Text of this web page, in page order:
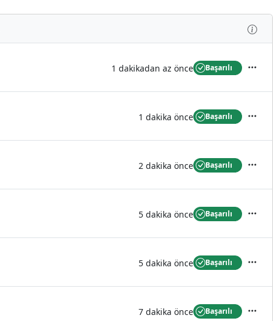
1 dakikadan az önce Başarılı İşlemler
1 dakika önce Başarılı İşlemler
2 dakika önce Başarılı İşlemler
5 dakika önce Başarılı İşlemler
5 dakika önce Başarılı İşlemler
7 dakika önce Başarılı İşlemler